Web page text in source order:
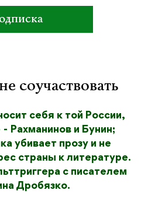
соучаствовать
себя к той России,
Рахманинов и Бунин;
убивает прозу и не
страны к литературе.
с писателем
Дробязко.